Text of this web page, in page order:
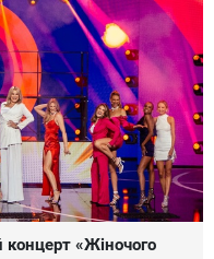
концерт «Жіночого